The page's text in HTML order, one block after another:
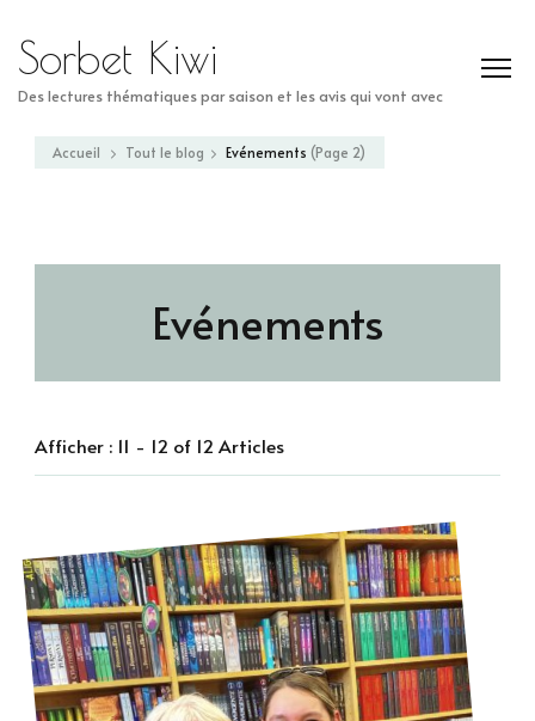
Sorbet Kiwi
Des lectures thématiques par saison et les avis qui vont avec
Accueil Tout le blog Evénements (Page 2)
Evénements
Afficher : 11 - 12 of 12 Articles